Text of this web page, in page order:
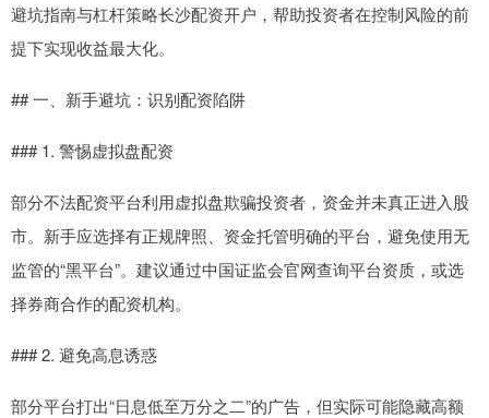
避坑指南与杠杆策略长沙配资开户，帮助投资者在控制风险的前
提下实现收益最大化。
## 一、新手避坑：识别配资陷阱
### 1. 警惕虚拟盘配资
部分不法配资平台利用虚拟盘欺骗投资者，资金并未真正进入股
市。新手应选择有正规牌照、资金托管明确的平台，避免使用无
监管的“黑平台”。建议通过中国证监会官网查询平台资质，或选
择券商合作的配资机构。
### 2. 避免高息诱惑
部分平台打出“日息低至万分之二”的广告，但实际可能隐藏高额